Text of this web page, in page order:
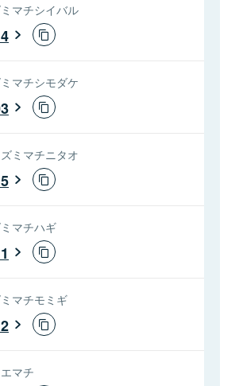
マチシイバル
マチシモダケ
ミマチニタオ
マチハギ
マチモミギ
マチ